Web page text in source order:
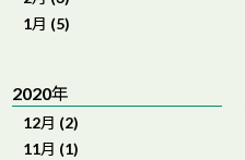
1月 (5)
2020年
12月 (2)
11月 (1)